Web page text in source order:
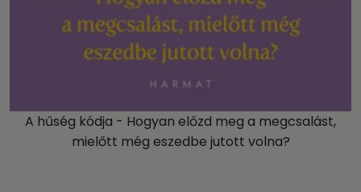
A hűség kódja - Hogyan előzd meg a megcsalást,
mielőtt még eszedbe jutott volna?